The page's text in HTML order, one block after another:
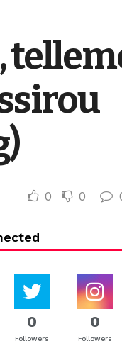
0 0
0
Followers
0
Followers